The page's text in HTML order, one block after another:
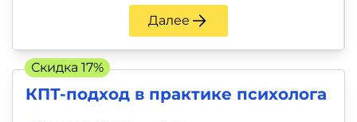
Далее
КПТ-подход в практике психолога
Скидка 17%